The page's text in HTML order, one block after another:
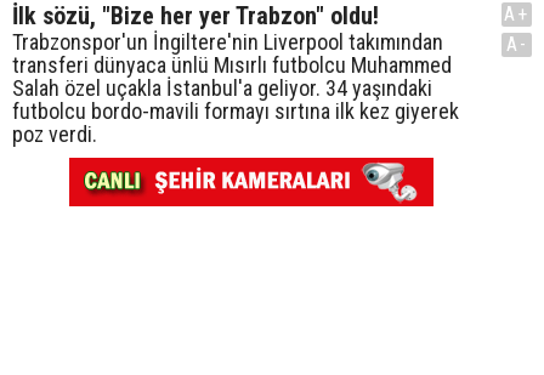
İlk sözü, "Bize her yer Trabzon" oldu!
Trabzonspor'un İngiltere'nin Liverpool takımından
transferi dünyaca ünlü Mısırlı futbolcu Muhammed
Salah özel uçakla İstanbul'a geliyor. 34 yaşındaki
futbolcu bordo-mavili formayı sırtına ilk kez giyerek
poz verdi.
A+
A-